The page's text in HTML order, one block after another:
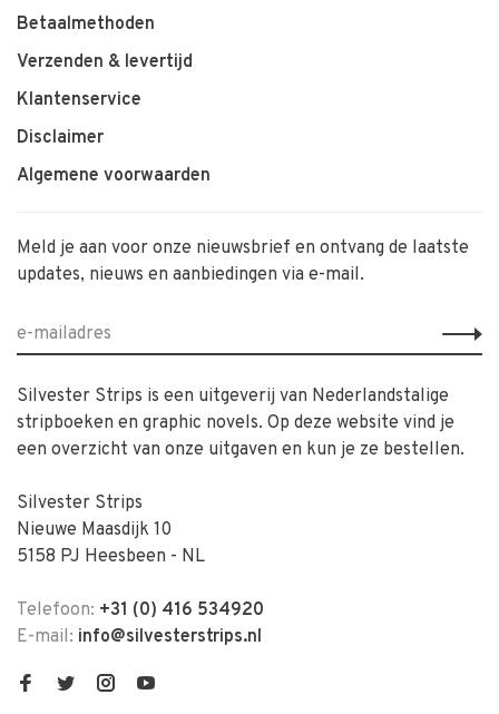
Betaalmethoden
Verzenden & levertijd
Klantenservice
Disclaimer
Algemene voorwaarden
Meld je aan voor onze nieuwsbrief en ontvang de laatste
updates, nieuws en aanbiedingen via e-mail.
Silvester Strips is een uitgeverij van Nederlandstalige
stripboeken en graphic novels. Op deze website vind je
een overzicht van onze uitgaven en kun je ze bestellen.
Silvester Strips
Nieuwe Maasdijk 10
5158 PJ Heesbeen - NL
Telefoon: +31 (0) 416 534920
E-mail: info@silvesterstrips.nl